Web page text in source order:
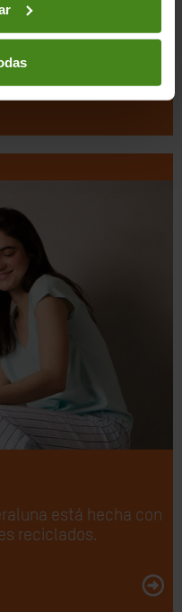
está hecha con
reciclados.